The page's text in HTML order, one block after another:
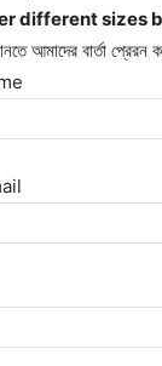
different sizes
আমাদের বার্তা প্রেরন